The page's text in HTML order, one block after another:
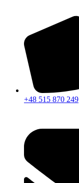
+48 515 870 249